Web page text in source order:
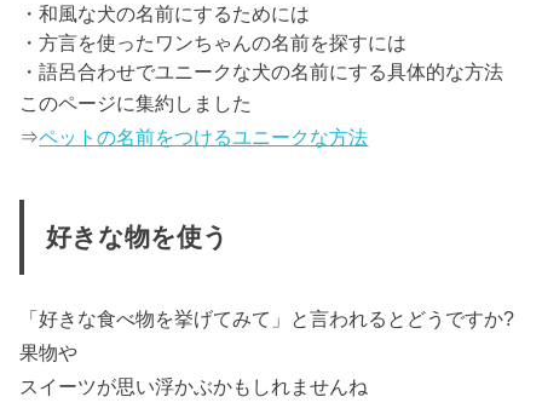
・和風な犬の名前にするためには
・方言を使ったワンちゃんの名前を探すには
・語呂合わせでユニークな犬の名前にする具体的な方法
このページに集約しました
⇒ペットの名前をつけるユニークな方法
好きな物を使う
「好きな食べ物を挙げてみて」と言われるとどうですか?
果物や
スイーツが思い浮かぶかもしれませんね